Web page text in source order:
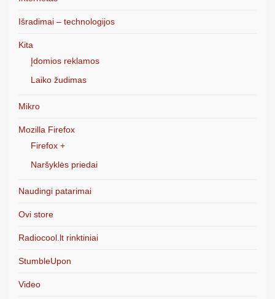
Išradimai – technologijos
Kita
Įdomios reklamos
Laiko žudimas
Mikro
Mozilla Firefox
Firefox +
Naršyklės priedai
Naudingi patarimai
Ovi store
Radiocool.lt rinktiniai
StumbleUpon
Video